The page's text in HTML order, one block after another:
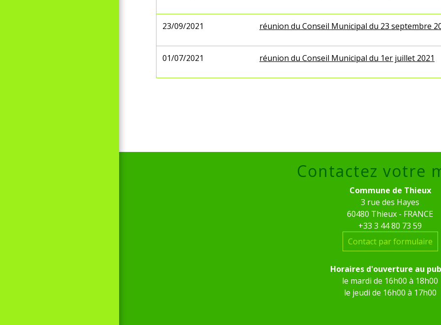
23/09/2021 réunion du Conseil Municipal du 23 septembre
01/07/2021 réunion du Conseil Municipal du 1er juillet 2021
Contactez votre
Commune de Thieux
3 rue des Hayes
60480 Thieux - FRANCE
+33 3 44 80 73 59
Contact par formulaire
Horaires d'ouverture au
le mardi de 16h00 à 18h00
le jeudi de 16h00 à 17h00